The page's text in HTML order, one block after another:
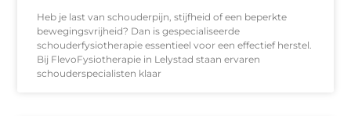
Heb je last van schouderpijn, stijfheid of een beperkte
bewegingsvrijheid? Dan is gespecialiseerde
schouderfysiotherapie essentieel voor een effectief herstel.
Bij FlevoFysiotherapie in Lelystad staan ervaren
schouderspecialisten klaar